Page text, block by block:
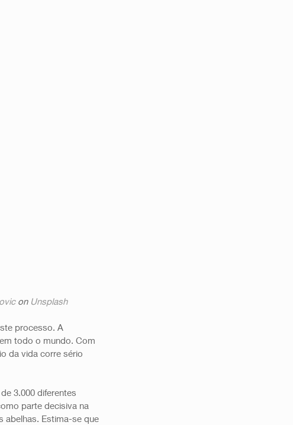
on Unsplash
processo. A
em todo o mundo. Com
da vida corre sério
3.000 diferentes
parte decisiva na
abelhas. Estima-se que